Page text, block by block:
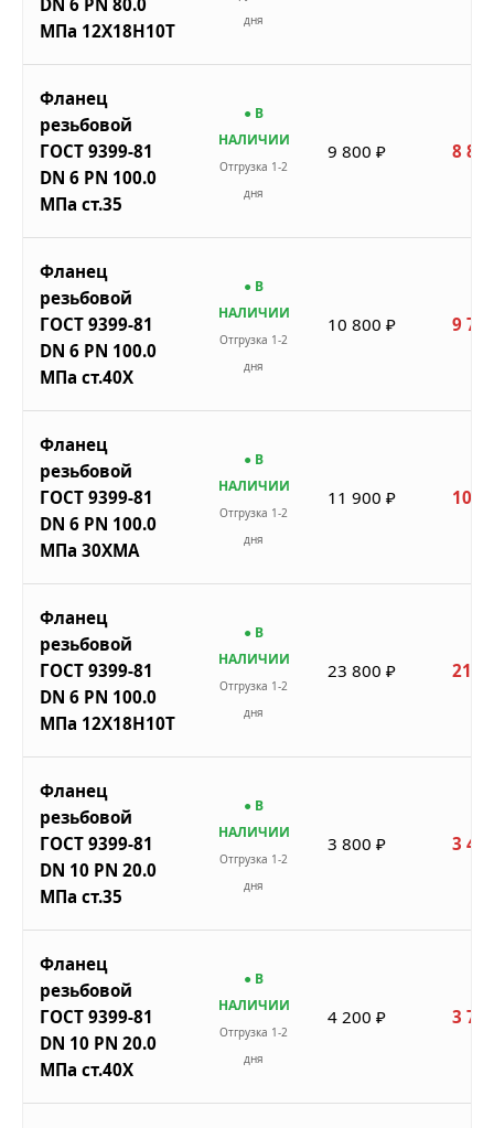
DN 6 PN 80.0
МПа 12Х18Н10Т
дня
Фланец
резьбовой
ГОСТ 9399-81
DN 6 PN 100.0
МПа ст.35
● В
НАЛИЧИИ
Отгрузка 1-2
дня
9 800 ₽ 8
Фланец
резьбовой
ГОСТ 9399-81
DN 6 PN 100.0
МПа ст.40Х
● В
НАЛИЧИИ
Отгрузка 1-2
дня
10 800 ₽ 9
Фланец
резьбовой
ГОСТ 9399-81
DN 6 PN 100.0
МПа 30ХМА
● В
НАЛИЧИИ
Отгрузка 1-2
дня
11 900 ₽ 10
Фланец
резьбовой
ГОСТ 9399-81
DN 6 PN 100.0
МПа 12Х18Н10Т
● В
НАЛИЧИИ
Отгрузка 1-2
дня
23 800 ₽ 21
Фланец
резьбовой
ГОСТ 9399-81
DN 10 PN 20.0
МПа ст.35
● В
НАЛИЧИИ
Отгрузка 1-2
дня
3 800 ₽ 3
Фланец
резьбовой
ГОСТ 9399-81
DN 10 PN 20.0
МПа ст.40Х
● В
НАЛИЧИИ
Отгрузка 1-2
дня
4 200 ₽ 3